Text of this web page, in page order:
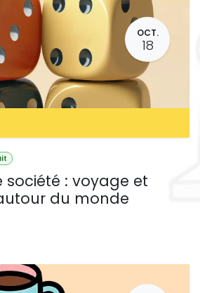
OCT.
18
société : voyage et
du monde